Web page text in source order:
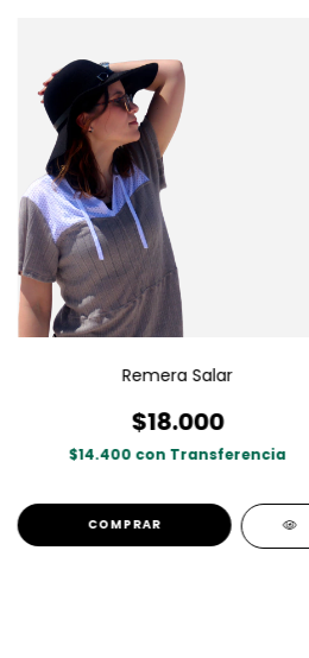
Remera Salar
$18.000
$14.400 con Transferencia
COMPRAR